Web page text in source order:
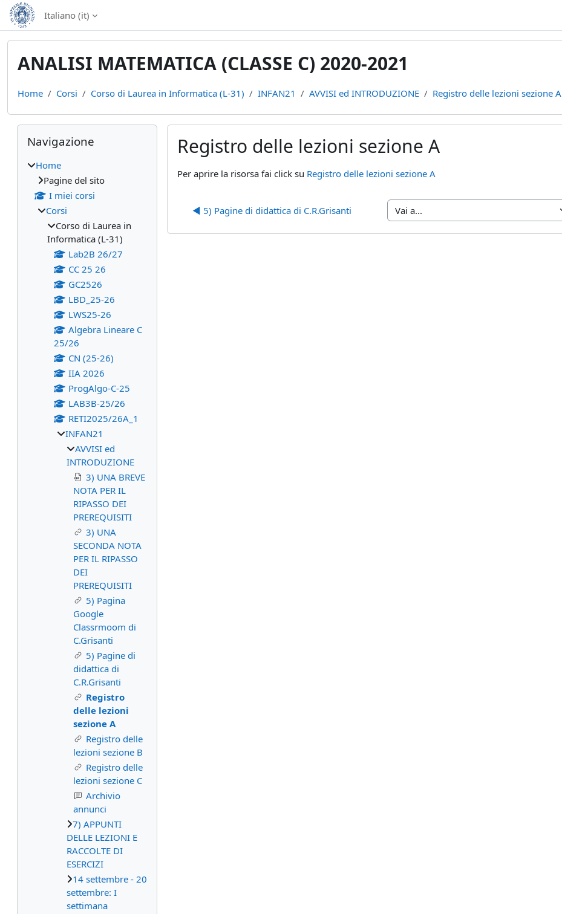
Vai al contenuto principale
Italiano ‎(it)‎
ANALISI MATEMATICA (CLASSE C) 2020-2021
Home Corsi Corso di Laurea in Informatica (L-31) INFAN21 AVVISI ed INTRODUZIONE Registro delle lezioni sezione A
Registro delle lezioni sezione A
Aggregazione dei criteri
Per aprire la risorsa fai click su Registro delle lezioni sezione A
◀︎ 5) Pagine di didattica di C.R.Grisanti Vai a...
Blocchi
Salta Navigazione
Navigazione
Home
Pagine del sito
I miei corsi
Corsi
Corso di Laurea in
Informatica (L-31)
Lab2B 26/27
CC 25 26
GC2526
LBD_25-26
LWS25-26
Algebra Lineare C
25/26
CN (25-26)
IIA 2026
ProgAlgo-C-25
LAB3B-25/26
RETI2025/26A_1
INFAN21
AVVISI ed
INTRODUZIONE
3) UNA BREVE
NOTA PER IL
RIPASSO DEI
PREREQUISITI
3) UNA
SECONDA NOTA
PER IL RIPASSO
DEI
PREREQUISITI
5) Pagina
Google
Classrmoom di
C.Grisanti
5) Pagine di
didattica di
C.R.Grisanti
Registro
delle lezioni
sezione A
Registro delle
lezioni sezione B
Registro delle
lezioni sezione C
Archivio
annunci
7) APPUNTI
DELLE LEZIONI E
RACCOLTE DI
ESERCIZI
14 settembre - 20
settembre: I
settimana